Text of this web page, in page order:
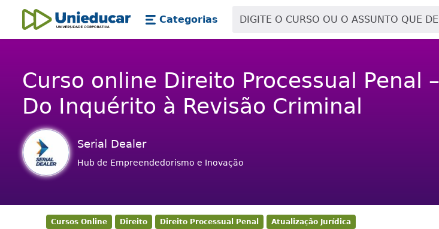
Skip main navigation
Skip to main content
Unieducar
Categorias
Curso online Direito Processual Penal
Do Inquérito à Revisão Criminal
Serial Dealer
Hub de Empreendedorismo e Inovação
Cursos Online Direito Direito Processual Penal Atualização Jurídica